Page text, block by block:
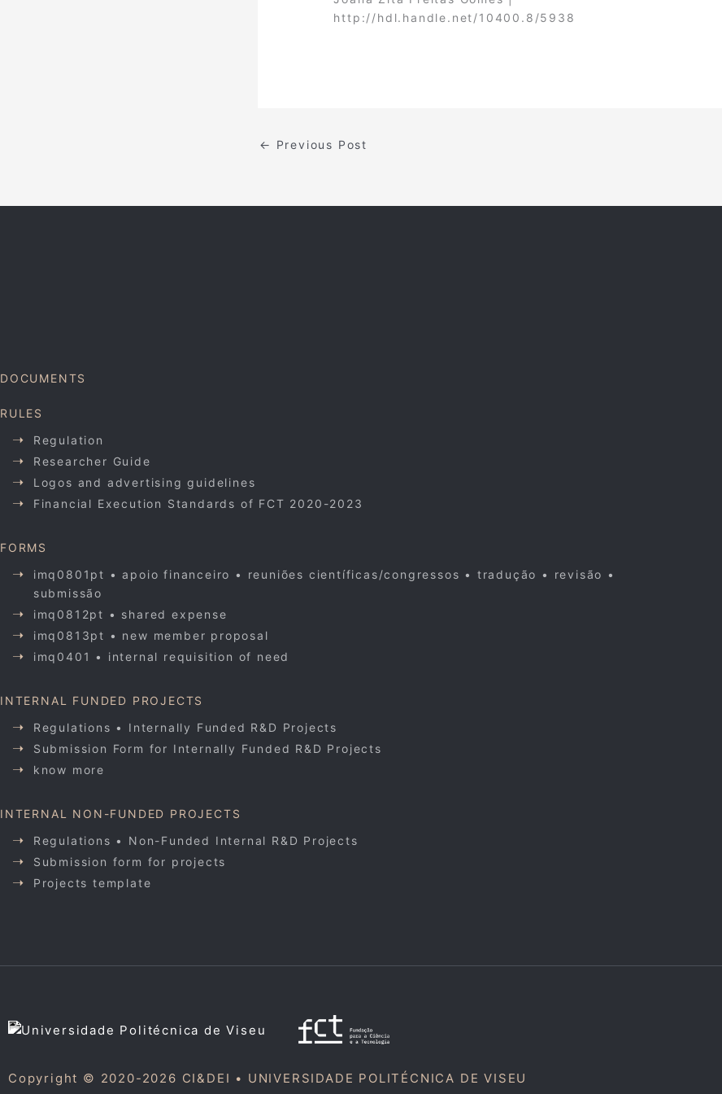
http://hdl.handle.net/10400.8/5938
← Previous Post
DOCUMENTS
RULES
Regulation
Researcher Guide
Logos and advertising guidelines
Financial Execution Standards of FCT 2020-2023
FORMS
imq0801pt • apoio financeiro • reuniões científicas/congressos • tradução • revisão •
submissão
imq0812pt • shared expense
imq0813pt • new member proposal
imq0401 • internal requisition of need
INTERNAL FUNDED PROJECTS
Regulations • Internally Funded R&D Projects
Submission Form for Internally Funded R&D Projects
know more
INTERNAL NON-FUNDED PROJECTS
Regulations • Non-Funded Internal R&D Projects
Submission form for projects
Projects template
Copyright © 2020-2026 CI&DEI • UNIVERSIDADE POLITÉCNICA DE VISEU